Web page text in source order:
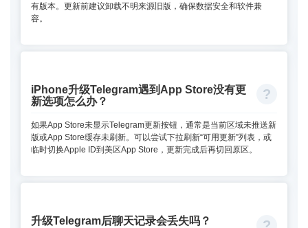
有版本。更新前建议卸载不明来源旧版，确保数据安全和软件兼
容。
iPhone升级Telegram遇到App Store没有更
新选项怎么办？
如果App Store未显示Telegram更新按钮，通常是当前区域未推送新
版或App Store缓存未刷新。可以尝试下拉刷新“可用更新”列表，或
临时切换Apple ID到美区App Store，更新完成后再切回原区。
升级Telegram后聊天记录会丢失吗？